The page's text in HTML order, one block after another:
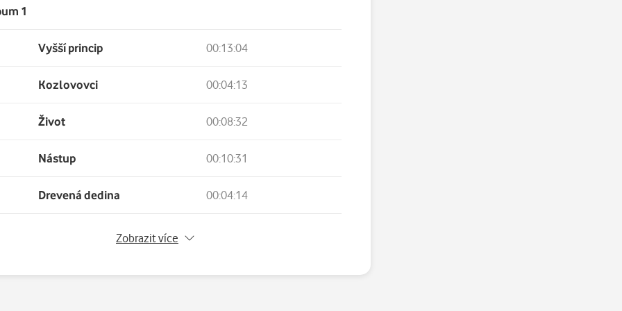
1
Vyšší princip 00:13:04
Kozlovovci 00:04:13
Život 00:08:32
Nástup 00:10:31
Drevená dedina 00:04:14
Světlo ve stromechZobrazit více